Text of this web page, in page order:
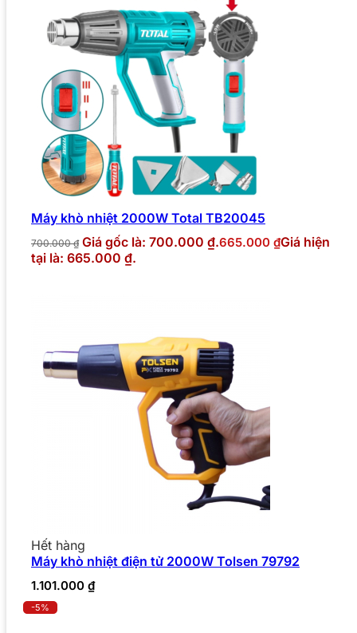
Máy khò nhiệt 2000W Total TB20045
700.000₫ Giá gốc là: 700.000 ₫.665.000 ₫Giá hiện
tại là: 665.000 ₫.
Hết hàng
Máy khò nhiệt điện tử 2000W Tolsen 79792
1.101.000 ₫
-5%